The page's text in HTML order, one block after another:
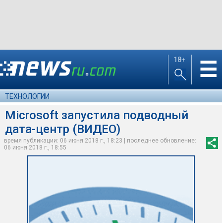
18+ ☰
ТЕХНОЛОГИИ
Microsoft запустила подводный
дата-центр (ВИДЕО)
время публикации: 06 июня 2018 г., 18:23 | последнее обновление:
06 июня 2018 г., 18:55